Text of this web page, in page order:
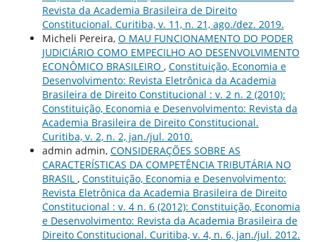
Revista da Academia Brasileira de Direito
Constitucional. Curitiba, v. 11, n. 21, ago./dez. 2019.
Micheli Pereira, O MAU FUNCIONAMENTO DO PODER
JUDICIÁRIO COMO EMPECILHO AO DESENVOLVIMENTO
ECONÔMICO BRASILEIRO , Constituição, Economia e
Desenvolvimento: Revista Eletrônica da Academia
Brasileira de Direito Constitucional : v. 2 n. 2 (2010):
Constituição, Economia e Desenvolvimento: Revista da
Academia Brasileira de Direito Constitucional.
Curitiba, v. 2, n. 2, jan./jul. 2010.
admin admin, CONSIDERAÇÕES SOBRE AS
CARACTERÍSTICAS DA COMPETÊNCIA TRIBUTÁRIA NO
BRASIL , Constituição, Economia e Desenvolvimento:
Revista Eletrônica da Academia Brasileira de Direito
Constitucional : v. 4 n. 6 (2012): Constituição, Economia
e Desenvolvimento: Revista da Academia Brasileira de
Direito Constitucional. Curitiba, v. 4, n. 6, jan./jul. 2012.